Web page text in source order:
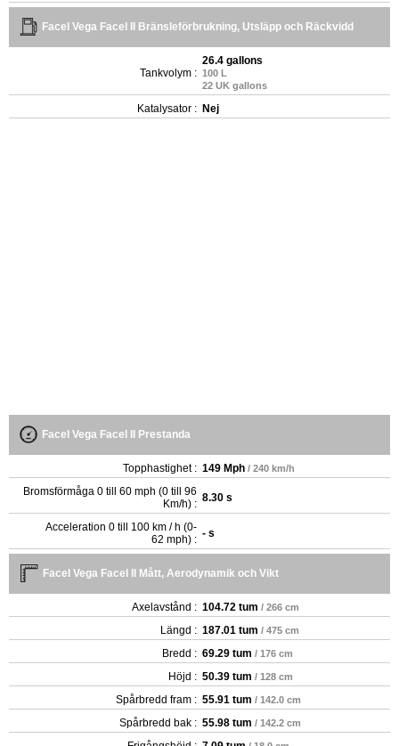
Facel Vega Facel II Bränsleförbrukning, Utsläpp och Räckvidd
Tankvolym :
26.4 gallons
100 L
22 UK gallons
Katalysator : Nej
Facel Vega Facel II Prestanda
Topphastighet : 149 Mph / 240 km/h
Bromsförmåga 0 till 60 mph (0 till 96
Km/h) : 8.30 s
Acceleration 0 till 100 km / h (0-
62 mph) : - s
Facel Vega Facel II Mått, Aerodynamik och Vikt
Axelavstånd : 104.72 tum / 266 cm
Längd : 187.01 tum / 475 cm
Bredd : 69.29 tum / 176 cm
Höjd : 50.39 tum / 128 cm
Spårbredd fram : 55.91 tum / 142.0 cm
Spårbredd bak : 55.98 tum / 142.2 cm